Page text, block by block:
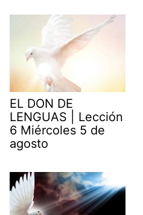
EL DON DE
LENGUAS | Lección
6 Miércoles 5 de
agosto